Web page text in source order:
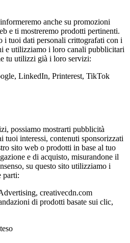
anche su promozioni
e ti mostreremo prodotti pertinenti.
i tuoi dati personali crittografati con i
e utilizziamo i loro canali pubblicitari
tu utilizzi già i loro servizi:
LinkedIn, Printerest, TikTok
possiamo mostrarti pubblicità
tuoi interessi, contenuti sponsorizzati
sito web o prodotti in base al tuo
e di acquisto, misurandone il
su questo sito utilizziamo i
parti:
creativecdn.com
di prodotti basate sui clic,